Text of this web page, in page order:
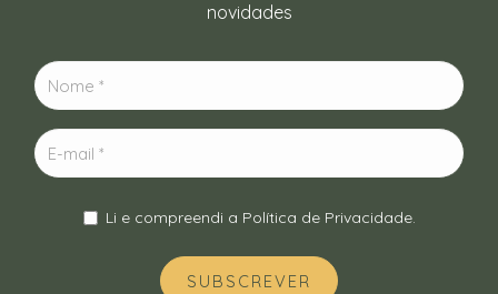
novidades
Li e compreendi a Política de Privacidade.
SUBSCREVER